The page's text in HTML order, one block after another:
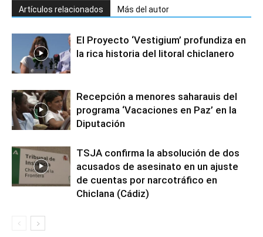
Artículos relacionados Más del autor
El Proyecto ‘Vestigium’ profundiza en
la rica historia del litoral chiclanero
Recepción a menores saharauis del
programa ‘Vacaciones en Paz’ en la
Diputación
TSJA confirma la absolución de dos
acusados de asesinato en un ajuste
de cuentas por narcotráfico en
Chiclana (Cádiz)